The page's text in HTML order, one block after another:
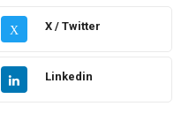
Emlak
Sağlıklı Yaşam
X X / Twitter
Linkedin